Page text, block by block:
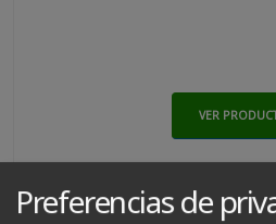
VER
7.50€
Preferencias de